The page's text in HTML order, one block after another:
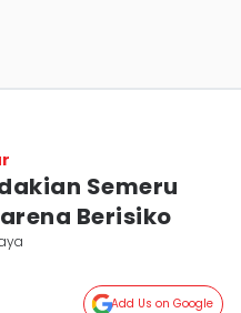
Semeru
Berisiko
Add Us on Google